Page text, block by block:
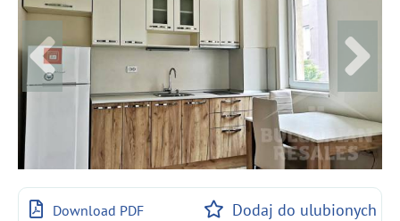
Download PDF Dodaj do ulubionych